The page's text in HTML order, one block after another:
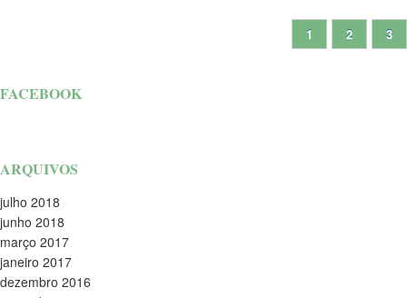
1 2 3
FACEBOOK
ARQUIVOS
julho 2018
junho 2018
março 2017
janeiro 2017
dezembro 2016